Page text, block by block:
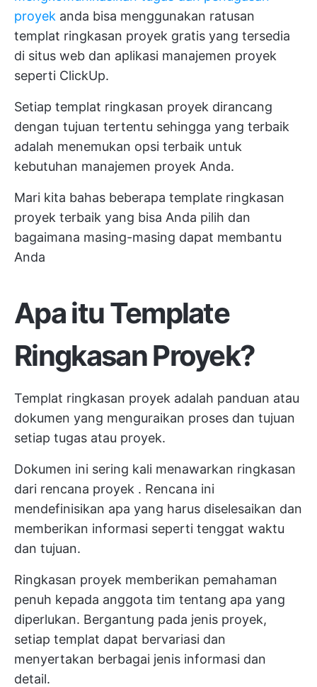
proyek anda bisa menggunakan ratusan
templat ringkasan proyek gratis yang tersedia
di situs web dan aplikasi manajemen proyek
seperti ClickUp.
Setiap templat ringkasan proyek dirancang
dengan tujuan tertentu sehingga yang terbaik
adalah menemukan opsi terbaik untuk
kebutuhan manajemen proyek Anda.
Mari kita bahas beberapa template ringkasan
proyek terbaik yang bisa Anda pilih dan
bagaimana masing-masing dapat membantu
Anda
Apa itu Template
Ringkasan Proyek?
Templat ringkasan proyek adalah panduan atau
dokumen yang menguraikan proses dan tujuan
setiap tugas atau proyek.
Dokumen ini sering kali menawarkan ringkasan
dari rencana proyek . Rencana ini
mendefinisikan apa yang harus diselesaikan dan
memberikan informasi seperti tenggat waktu
dan tujuan.
Ringkasan proyek memberikan pemahaman
penuh kepada anggota tim tentang apa yang
diperlukan. Bergantung pada jenis proyek,
setiap templat dapat bervariasi dan
menyertakan berbagai jenis informasi dan
detail.